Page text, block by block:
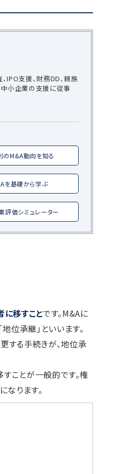
IPO支援、財務DD、親族
中小企業の支援に従事
のM&A動向を知る
を基礎から学ぶ
評価シミュレーター
移すことです。M&Aに
位承継」といいます。
する手続きが、地位承
ことが一般的です。権
ります。